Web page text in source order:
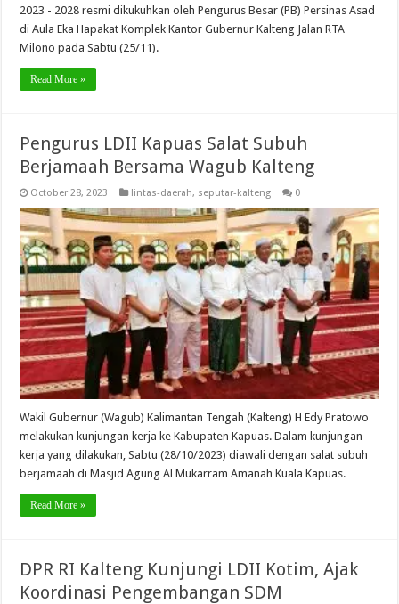
2023 - 2028 resmi dikukuhkan oleh Pengurus Besar (PB) Persinas Asad
di Aula Eka Hapakat Komplek Kantor Gubernur Kalteng Jalan RTA
Milono pada Sabtu (25/11).
Read More »
Pengurus LDII Kapuas Salat Subuh
Berjamaah Bersama Wagub Kalteng
October 28, 2023 lintas-daerah, seputar-kalteng 0
Wakil Gubernur (Wagub) Kalimantan Tengah (Kalteng) H Edy Pratowo
melakukan kunjungan kerja ke Kabupaten Kapuas. Dalam kunjungan
kerja yang dilakukan, Sabtu (28/10/2023) diawali dengan salat subuh
berjamaah di Masjid Agung Al Mukarram Amanah Kuala Kapuas.
Read More »
DPR RI Kalteng Kunjungi LDII Kotim, Ajak
Koordinasi Pengembangan SDM